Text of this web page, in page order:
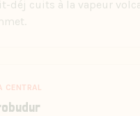
déj cuits à la vapeur
CENTRAL